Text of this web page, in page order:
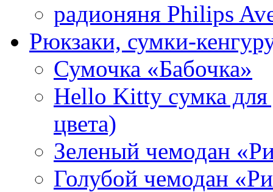
радионяня Philips
Рюкзаки, сумки-
Сумочка «Бабочка»
Hello Kitty cумка для
цвета)
Зеленый чемодан
Голубой чемодан